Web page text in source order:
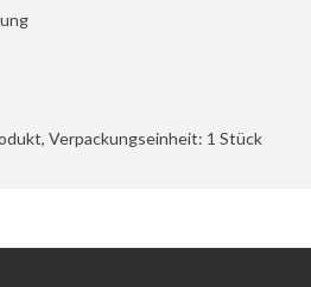
Verpackungseinheit: 1 Stück